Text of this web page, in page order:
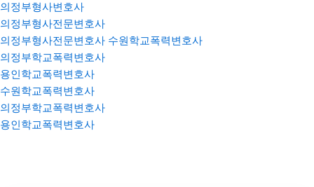
의정부형사변호사
의정부형사전문변호사
의정부형사전문변호사 수원학교폭력변호사
의정부학교폭력변호사
용인학교폭력변호사
수원학교폭력변호사
의정부학교폭력변호사
용인학교폭력변호사